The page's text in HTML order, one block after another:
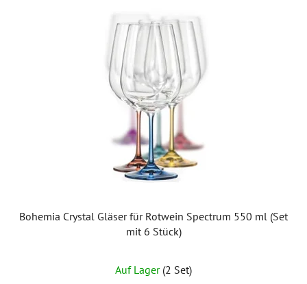
Bohemia Crystal Gläser für Rotwein Spectrum 550 ml (Set
mit 6 Stück)
durchschnittliche
Auf Lager (2 Set)